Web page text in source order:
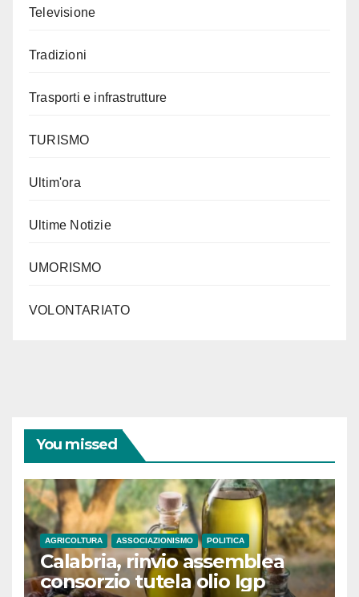
Televisione
Tradizioni
Trasporti e infrastrutture
TURISMO
Ultim'ora
Ultime Notizie
UMORISMO
VOLONTARIATO
You missed
AGRICOLTURA ASSOCIAZIONISMO POLITICA
Calabria, rinvio assemblea
consorzio tutela olio Igp